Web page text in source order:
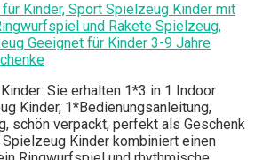
Kinder, Sport Spielzeug Kinder mit
und Rakete Spielzeug,
Geeignet für Kinder 3-9 Jahre
Sie erhalten 1*3 in 1 Indoor
Kinder, 1*Bedienungsanleitung,
schön verpackt, perfekt als Geschenk
Spielzeug Kinder kombiniert einen